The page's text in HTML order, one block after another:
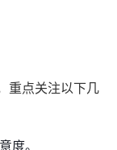
重点关注以下几
度。